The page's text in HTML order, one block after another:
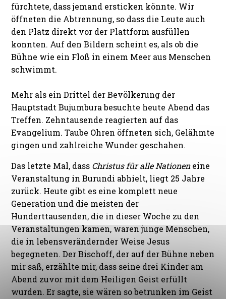
fürchtete, dass jemand ersticken könnte. Wir
öffneten die Abtrennung, so dass die Leute auch
den Platz direkt vor der Plattform ausfüllen
konnten. Auf den Bildern scheint es, als ob die
Bühne wie ein Floß in einem Meer aus Menschen
schwimmt.
Mehr als ein Drittel der Bevölkerung der
Hauptstadt Bujumbura besuchte heute Abend das
Treffen. Zehntausende reagierten auf das
Evangelium. Taube Ohren öffneten sich, Gelähmte
gingen und zahlreiche Wunder geschahen.
Das letzte Mal, dass Christus für alle Nationeneine
Veranstaltung in Burundi abhielt, liegt 25 Jahre
zurück. Heute gibt es eine komplett neue
Generation und die meisten der
Hunderttausenden, die in dieser Woche zu den
Veranstaltungen kamen, waren junge Menschen,
die in lebensverändernder Weise Jesus
begegneten. Der Bischoff, der auf der Bühne neben
mir saß, erzählte mir, dass seine drei Kinder am
Abend zuvor mit dem Heiligen Geist erfüllt
wurden. Er sagte, sie wären so betrunken im Geist